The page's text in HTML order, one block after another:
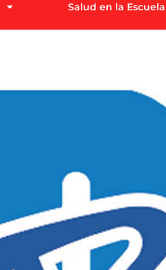
Salud en la Escuela